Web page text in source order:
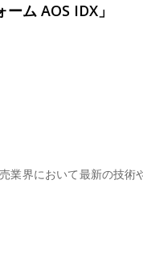
ム AOS IDX」
界において最新の技術